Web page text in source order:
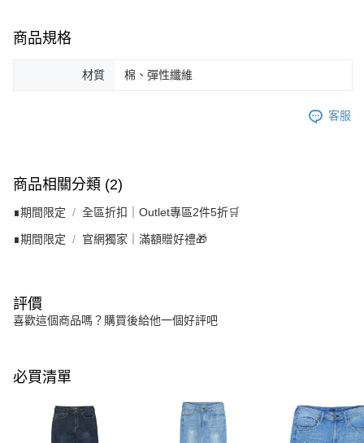
商品規格
材質 棉、彈性纖維
客服
商品相關分類 (2)
∎期間限定 全區折扣｜Outlet專區2件5折🛒
∎期間限定 官網獨家｜滿額贈好禮🎁
評價
喜歡這個商品嗎？購買後給他一個好評吧
必買清單